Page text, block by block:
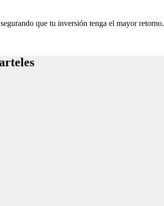
que tu inversión tenga el mayor retorno.